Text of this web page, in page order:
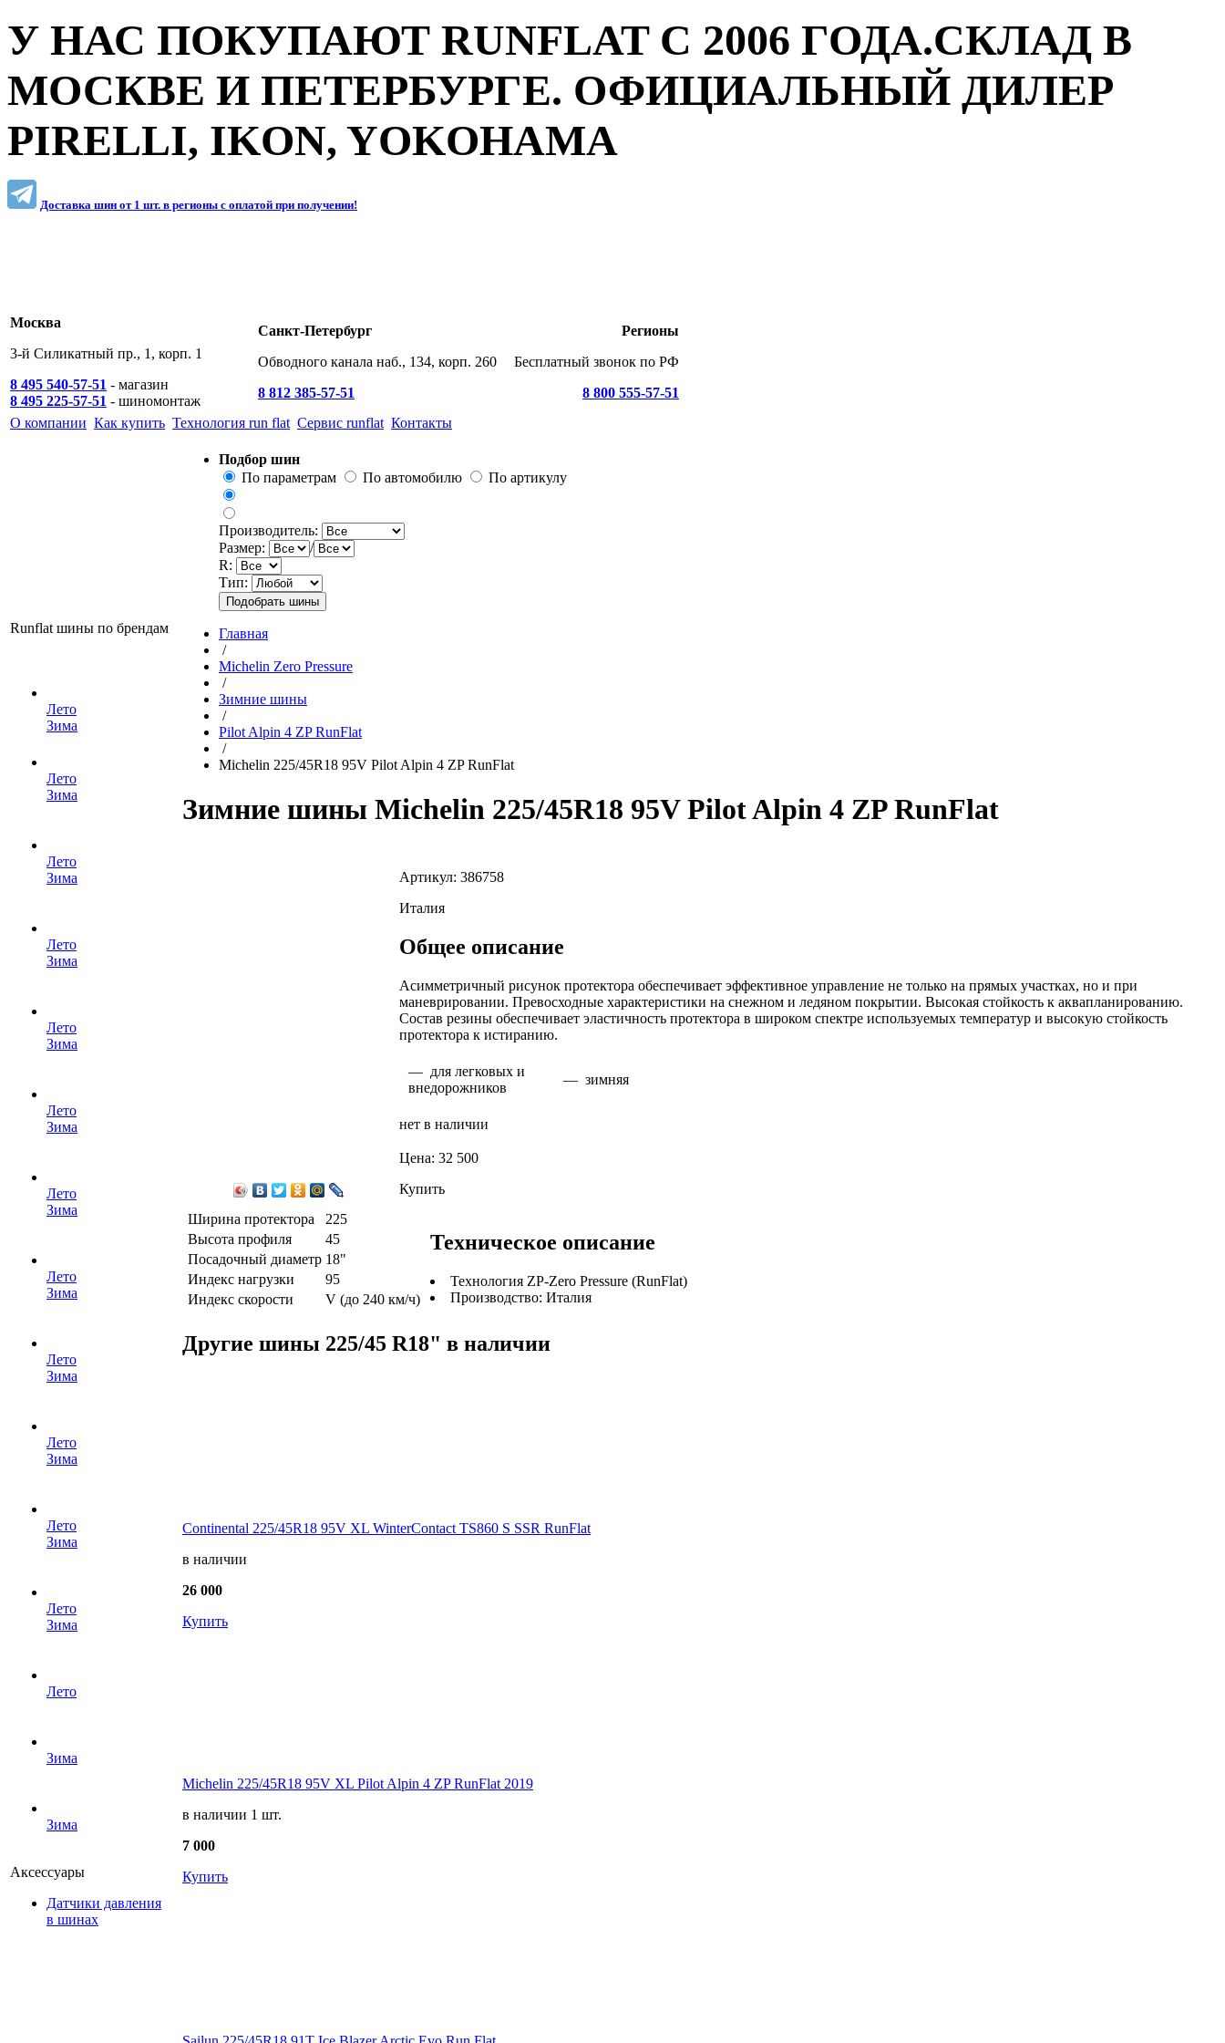
У НАС ПОКУПАЮТ RUNFLAT С 2006 ГОДА.СКЛАД В
МОСКВЕ И ПЕТЕРБУРГЕ. ОФИЦИАЛЬНЫЙ ДИЛЕР
PIRELLI, IKON, YOKOHAMA
Доставка шин от 1 шт. в регионы c оплатой при получении!
Москва
3-й Силикатный пр., 1, корп. 1
8 495 540-57-51 - магазин
8 495 225-57-51 - шиномонтаж
Санкт-Петербург
Обводного канала наб., 134, корп. 260
8 812 385-57-51
Регионы
Бесплатный звонок по РФ
8 800 555-57-51
О компании Как купить Технология run flat Сервис runflat Контакты
Runflat шины по брендам
Лето
Зима
Лето
Зима
Лето
Зима
Лето
Зима
Лето
Зима
Лето
Зима
Лето
Зима
Лето
Зима
Лето
Зима
Лето
Зима
Лето
Зима
Лето
Зима
Лето
Зима
Зима
Аксессуары
Датчики давления
в шинах
Подбор шин
По параметрам
По автомобилю По артикулу
Производитель:
Размер:
/
R:
Тип:
Главная
/
Michelin Zero Pressure
/
Зимние шины
/
Pilot Alpin 4 ZP RunFlat
/
Michelin 225/45R18 95V Pilot Alpin 4 ZP RunFlat
Зимние шины Michelin 225/45R18 95V Pilot Alpin 4 ZP RunFlat
Артикул: 386758
Италия
Общее описание
Асимметричный рисунок протектора обеспечивает эффективное управление не только на прямых участках, но и при
маневрировании. Превосходные характеристики на снежном и ледяном покрытии. Высокая стойкость к аквапланированию.
Состав резины обеспечивает эластичность протектора в широком спектре используемых температур и высокую стойкость
протектора к истиранию.
— для легковых и
внедорожников
— зимняя
нет в наличии
Цена: 32 500
Купить
Ширина протектора
225
Высота профиля
45
Посадочный диаметр 18"
Индекс нагрузки
95
Индекс скорости
V (до 240 км/ч)
Техническое описание
Технология ZP-Zero Pressure (RunFlat)
Производство: Италия
Другие шины 225/45 R18" в наличии
Continental 225/45R18 95V XL WinterContact TS860 S SSR RunFlat
в наличии
26 000
Купить
Michelin 225/45R18 95V XL Pilot Alpin 4 ZP RunFlat 2019
в наличии 1 шт.
7 000
Купить